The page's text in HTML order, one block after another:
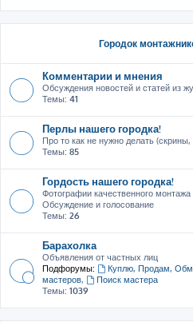
Городок
Комментарии и мнения
Обсуждения новостей и статей из
Темы: 41
Перлы нашего городка!
Про то как не нужно делать
Темы: 85
Гордость нашего городка!
Фотографии качественного
Обсуждение и голосование
Темы: 26
Барахолка
Объявления от частных лиц
Подфорумы:
Куплю, Продам,
мастеров,
Поиск мастера
Темы: 1039